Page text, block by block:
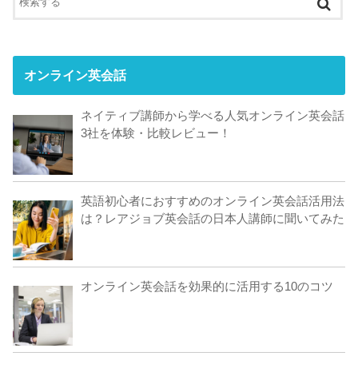
オンライン英会話
ネイティブ講師から学べる人気オンライン英会話
3社を体験・比較レビュー！
英語初心者におすすめのオンライン英会話活用法
は？レアジョブ英会話の日本人講師に聞いてみた
オンライン英会話を効果的に活用する10のコツ